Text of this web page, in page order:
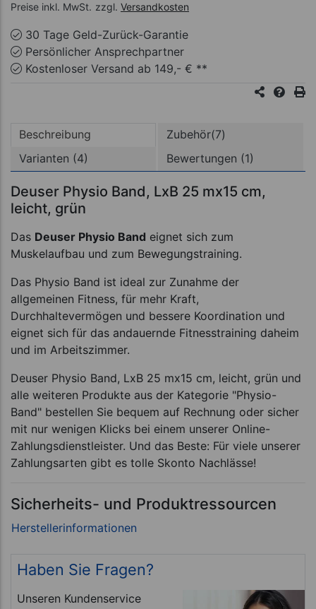
Preise inkl. MwSt. zzgl. Versandkosten
30 Tage Geld-Zurück-Garantie
Persönlicher Ansprechpartner
Kostenloser Versand ab 149,- € **
Beschreibung
Zubehör(7)
Varianten (4)
Bewertungen (1)
Deuser Physio Band, LxB 25 mx15 cm,
leicht, grün
Das Deuser Physio Band eignet sich zum
Muskelaufbau und zum Bewegungstraining.
Das Physio Band ist ideal zur Zunahme der
allgemeinen Fitness, für mehr Kraft,
Durchhaltevermögen und bessere Koordination und
eignet sich für das andauernde Fitnesstraining daheim
und im Arbeitszimmer.
Deuser Physio Band, LxB 25 mx15 cm, leicht, grün und
alle weiteren Produkte aus der Kategorie "Physio-
Band" bestellen Sie bequem auf Rechnung oder sicher
mit nur wenigen Klicks bei einem unserer Online-
Zahlungsdienstleister. Und das Beste: Für viele unserer
Zahlungsarten gibt es tolle Skonto Nachlässe!
Sicherheits- und Produktressourcen
Haben Sie Fragen?
Unseren Kundenservice